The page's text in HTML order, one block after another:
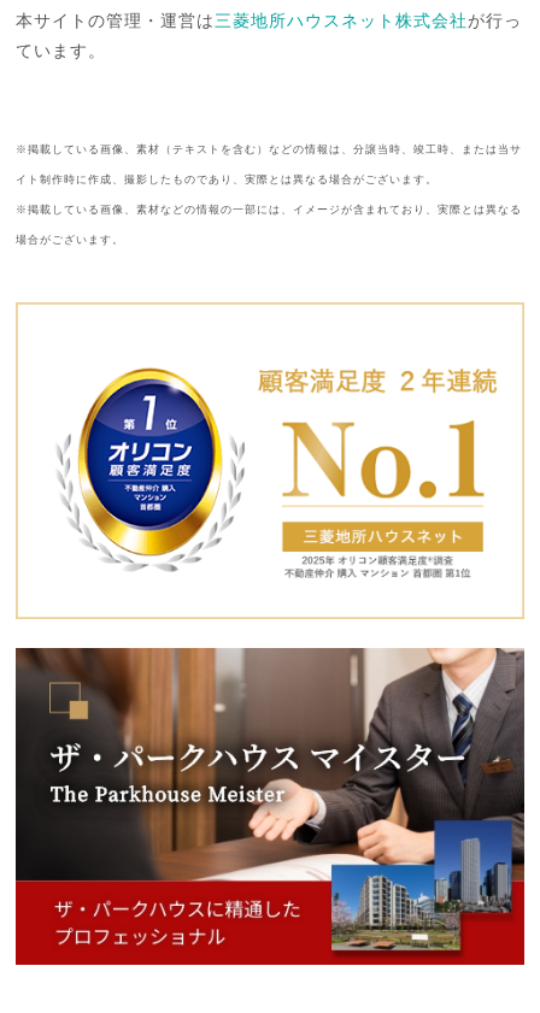
本サイトの管理・運営は三菱地所ハウスネット株式会社が行っ
ています。
※掲載している画像、素材（テキストを含む）などの情報は、分譲当時、竣工時、または当サ
イト制作時に作成、撮影したものであり、実際とは異なる場合がございます。
※掲載している画像、素材などの情報の一部には、イメージが含まれており、実際とは異なる
場合がございます。